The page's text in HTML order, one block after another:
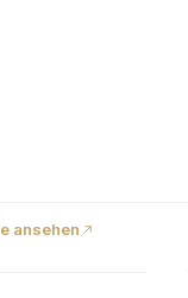
ansehen